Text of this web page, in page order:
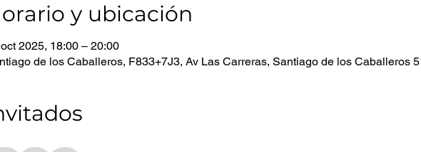
y ubicación
2025, 18:00 – 20:00
de los Caballeros, F833+7J3, Av Las Carreras, Santiago de los Caballeros